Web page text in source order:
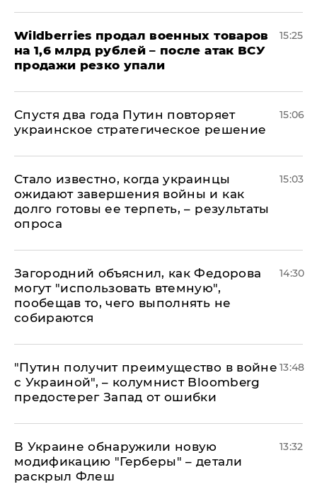
​Wildberries продал военных товаров
на 1,6 млрд рублей – после атак ВСУ
продажи резко упали
15:25
Спустя два года Путин повторяет
украинское стратегическое решение
15:06
Стало известно, когда украинцы
ожидают завершения войны и как
долго готовы ее терпеть, – результаты
опроса
15:03
Загородний объяснил, как Федорова
могут "использовать втемную",
пообещав то, чего выполнять не
собираются
14:30
"Путин получит преимущество в войне
с Украиной", – колумнист Bloomberg
предостерег Запад от ошибки
13:48
В Украине обнаружили новую
модификацию "Герберы" – детали
раскрыл Флеш
13:32